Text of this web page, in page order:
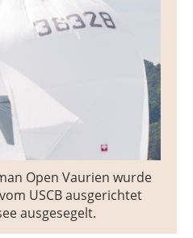
Open Vaurien wurde
USCB ausgerichtet
ausgesegelt.